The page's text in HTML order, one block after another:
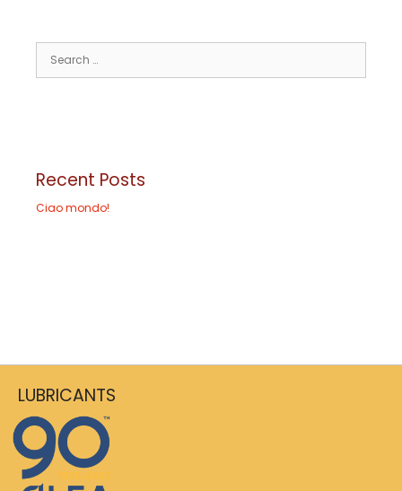
Recent Posts
Ciao mondo!
LUBRICANTS